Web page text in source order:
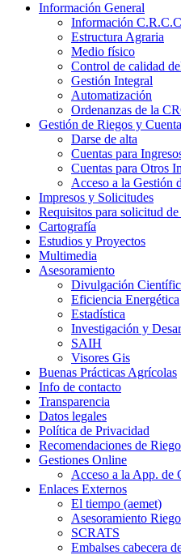
Información General
Información
Estructura Agraria
Medio físico
Control de calidad
Gestión Integral
Automatización
Ordenanzas de la
Gestión de Riegos y
Darse de alta
Cuentas para
Cuentas para Otros
Acceso a la Gestión
Impresos y Solicitudes
Requisitos para solicitud
Cartografía
Estudios y Proyectos
Multimedia
Asesoramiento
Divulgación
Eficiencia Energética
Estadística
Investigación y
SAIH
Visores Gis
Buenas Prácticas Agrícolas
Info de contacto
Transparencia
Datos legales
Política de Privacidad
Recomendaciones de Riego
Gestiones Online
Acceso a la App. de
Enlaces Externos
El tiempo (aemet)
Asesoramiento
SCRATS
Embalses cabecera